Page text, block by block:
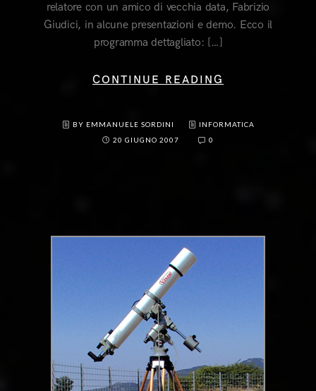
relatore con un amico di vecchia data, Fabrizio
Giudici, in alcune presentazioni e demo. Ecco il
programma dettagliato: […]
CONTINUE READING
BY EMMANUELE SORDINI
INFORMATICA
20 GIUGNO 2007
0